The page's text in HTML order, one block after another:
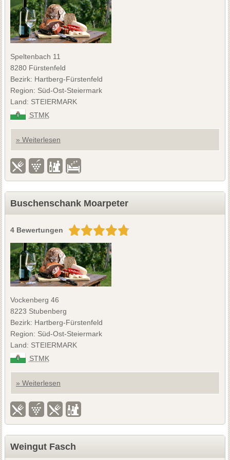
Speltenbach 11
8280 Fürstenfeld
Bezirk: Hartberg-Fürstenfeld
Region: Süd-Ost-Steiermark
Land: STEIERMARK
STMK
» Weiterlesen
Buschenschank Moarpeter
4 Bewertungen
Vockenberg 46
8223 Stubenberg
Bezirk: Hartberg-Fürstenfeld
Region: Süd-Ost-Steiermark
Land: STEIERMARK
STMK
» Weiterlesen
Weingut Fasch